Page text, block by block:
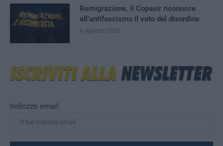
Indirizzo email:
Remigrazione, il Copasir riconosce
all’antifascismo il veto del disordine
6 Agosto 2026